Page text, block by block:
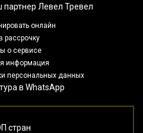
Левел Тревел
онлайн
рассрочку
о сервисе
информация
персональных данных
в WhatsApp
стран